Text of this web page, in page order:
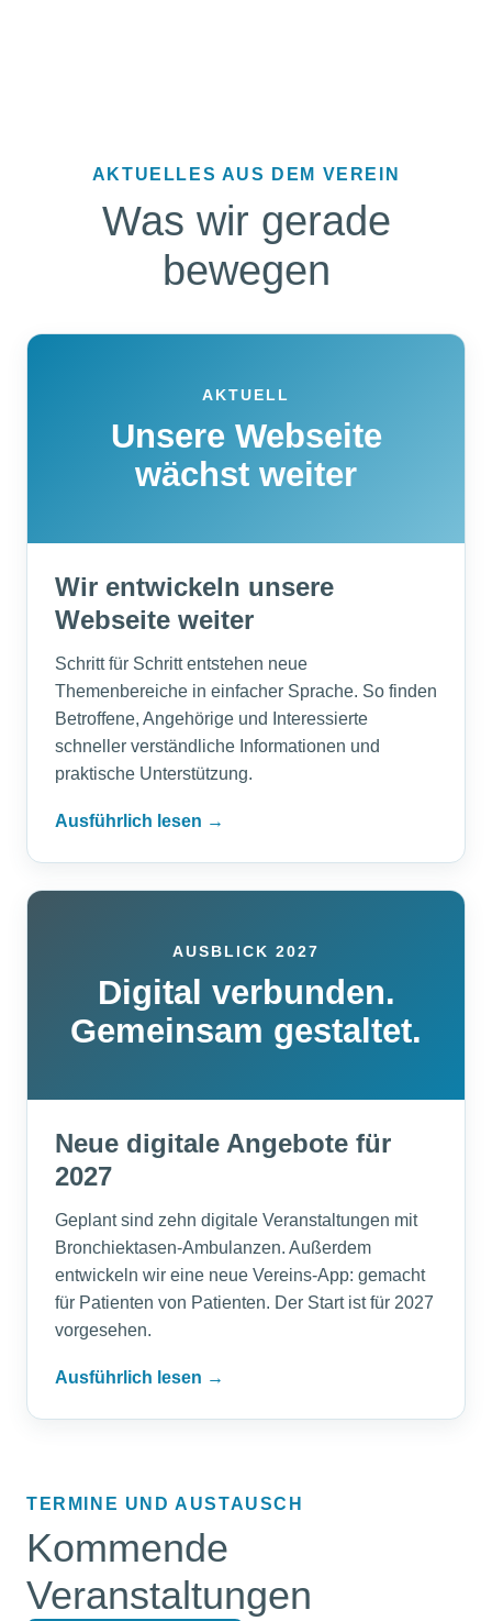
AKTUELLES AUS DEM VEREIN
Was wir gerade
bewegen
AKTUELL
Unsere Webseite
wächst weiter
Wir entwickeln unsere
Webseite weiter
Schritt für Schritt entstehen neue
Themenbereiche in einfacher Sprache. So finden
Betroffene, Angehörige und Interessierte
schneller verständliche Informationen und
praktische Unterstützung.
Ausführlich lesen →
AUSBLICK 2027
Digital verbunden.
Gemeinsam gestaltet.
Neue digitale Angebote für
2027
Geplant sind zehn digitale Veranstaltungen mit
Bronchiektasen-Ambulanzen. Außerdem
entwickeln wir eine neue Vereins-App: gemacht
für Patienten von Patienten. Der Start ist für 2027
vorgesehen.
Ausführlich lesen →
TERMINE UND AUSTAUSCH
Kommende
Veranstaltungen